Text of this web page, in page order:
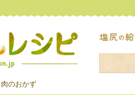
肉のおかず